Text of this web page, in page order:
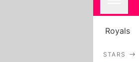
Royals
STARS